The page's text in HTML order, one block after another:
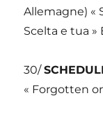
Allemagne) «
Scelta e tua »
30/
« Forgotten